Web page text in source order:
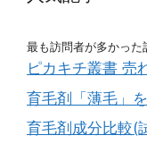
最も訪問者が多かっ
ピカキチ叢書 売
育毛剤「薄毛」
育毛剤成分比較(